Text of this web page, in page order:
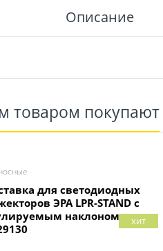
Описание
товаром покупают
для светодиодныx
ЭРА LPR-STAND с
наклоном арт
хит